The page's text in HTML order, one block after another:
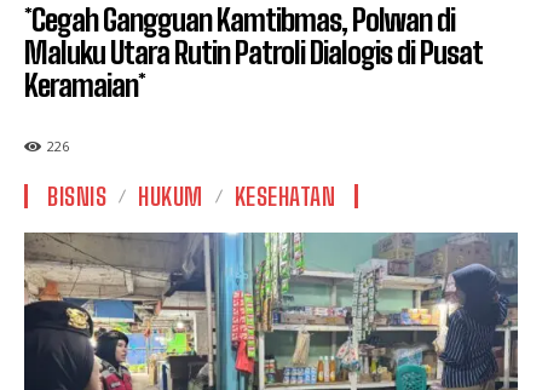
*Cegah Gangguan Kamtibmas, Polwan di
Maluku Utara Rutin Patroli Dialogis di Pusat
Keramaian*
226
BISNIS HUKUM KESEHATAN